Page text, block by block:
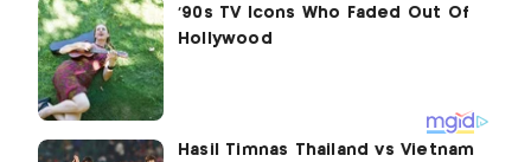
Hasil Timnas Thailand vs Vietnam